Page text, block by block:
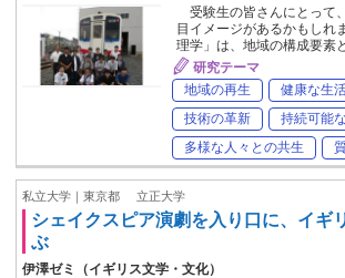
受験生の皆さんにとって
目イメージがあるかもしれ
理学」は、地域の構成要素
研究テーマ
地域の再生
健康な生
技術の革新
持続可能
多様な人々との共生
私立大学｜東京都 立正大学
シェイクスピア演劇を入り口に、イギ
ぶ
伊澤ゼミ（イギリス文学・文化）